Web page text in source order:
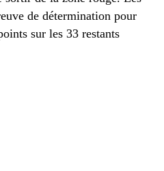
de détermination pour
sur les 33 restants